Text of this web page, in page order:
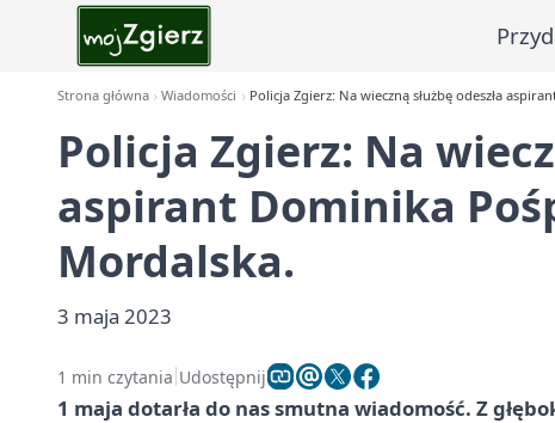
Strona główna Wiadomości Policja Zgierz: Na wieczną służbę odeszła
Policja Zgierz: Na
aspirant Dominika
Mordalska.
3 maja 2023
1 min czytania Udostępnij
1 maja dotarła do nas smutna wiadomość. Z